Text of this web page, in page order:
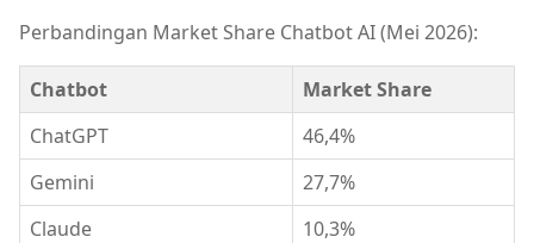
Perbandingan Market Share Chatbot AI (Mei 2026):
Chatbot
Market Share
ChatGPT
46,4%
Gemini
27,7%
Claude
10,3%